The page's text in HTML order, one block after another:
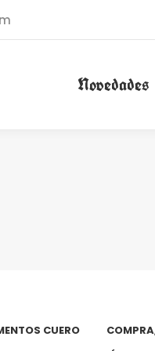
Novedades
CUERO
Novedades